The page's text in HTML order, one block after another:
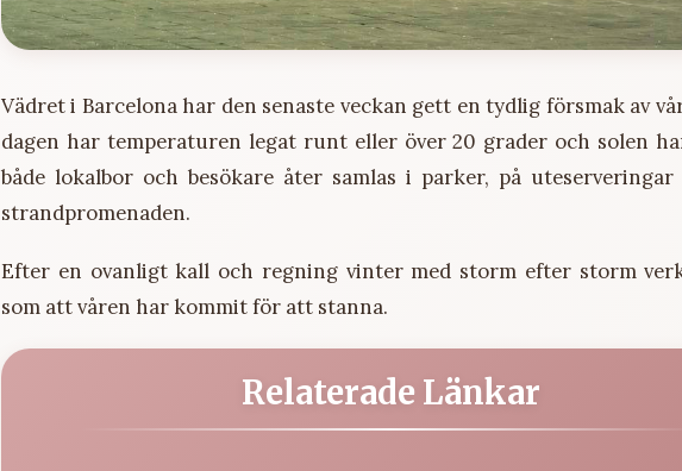
Vädret i Barcelona har den senaste veckan gett en tydlig försmak av
dagen har temperaturen legat runt eller över 20 grader och solen
både lokalbor och besökare åter samlas i parker, på uteserveringar
strandpromenaden.
Efter en ovanligt kall och regning vinter med storm efter storm
som att våren har kommit för att stanna.
Relaterade Länkar